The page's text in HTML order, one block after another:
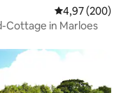
4,97 (200)
Cottage in Marloes